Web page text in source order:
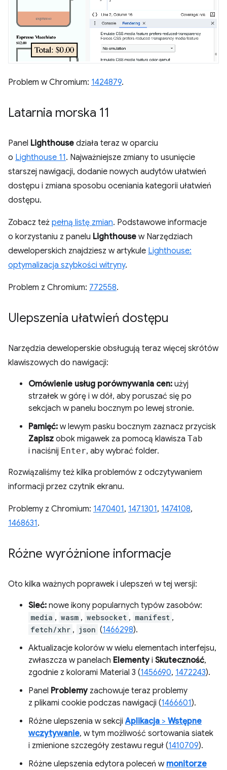
Problem w Chromium: 1424879.
Latarnia morska 11
Panel Lighthouse działa teraz w oparciu
o Lighthouse 11. Najważniejsze zmiany to usunięcie
starszej nawigacji, dodanie nowych audytów ułatwień
dostępu i zmiana sposobu oceniania kategorii ułatwień
dostępu.
Zobacz też pełną listę zmian. Podstawowe informacje
o korzystaniu z panelu Lighthouse w Narzędziach
deweloperskich znajdziesz w artykule Lighthouse:
optymalizacja szybkości witryny.
Problem z Chromium: 772558.
Ulepszenia ułatwień dostępu
Narzędzia deweloperskie obsługują teraz więcej skrótów
klawiszowych do nawigacji:
Omówienie usług porównywania cen: użyj
strzałek w górę i w dół, aby poruszać się po
sekcjach w panelu bocznym po lewej stronie.
Pamięć: w lewym pasku bocznym zaznacz przycisk
Zapisz obok migawek za pomocą klawisza Tab
i naciśnij Enter, aby wybrać folder.
Rozwiązaliśmy też kilka problemów z odczytywaniem
informacji przez czytnik ekranu.
Problemy z Chromium: 1470401, 1471301, 1474108,
1468631.
Różne wyróżnione informacje
Oto kilka ważnych poprawek i ulepszeń w tej wersji:
Sieć: nowe ikony popularnych typów zasobów:
media , wasm , websocket , manifest ,
fetch/xhr , json (1466298).
Aktualizacje kolorów w wielu elementach interfejsu,
zwłaszcza w panelach Elementyi Skuteczność,
zgodnie z kolorami Material 3 (1456690, 1472243).
Panel Problemyzachowuje teraz problemy
z plikami cookie podczas nawigacji (1466601).
Różne ulepszenia w sekcjiAplikacja > Wstępne
wczytywanie, w tym możliwość sortowania siatek
i zmienione szczegóły zestawu reguł (1410709).
Różne ulepszenia edytora poleceń w monitorze